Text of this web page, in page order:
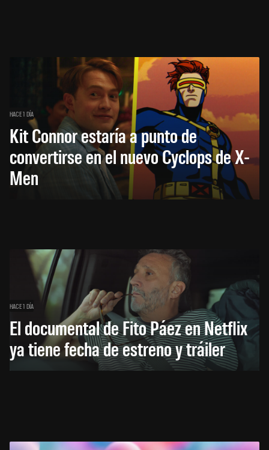
HACE 1 DÍA
Kit Connor estaría a punto de
convertirse en el nuevo Cyclops de X-
Men
HACE 1 DÍA
El documental de Fito Páez en Netflix
ya tiene fecha de estreno y tráiler